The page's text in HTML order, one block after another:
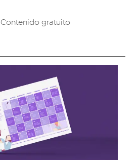
Contenido gratuito